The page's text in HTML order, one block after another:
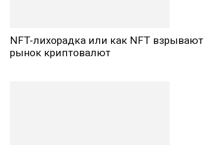
NFT-лихорадка или как NFT взрывают
рынок криптовалют